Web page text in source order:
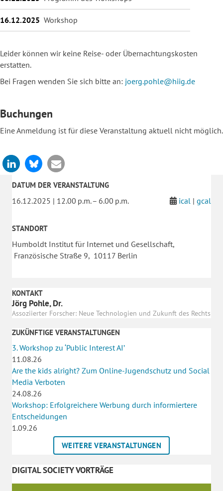
16.12.2025 Workshop
Leider können wir keine Reise- oder Übernachtungskosten
erstatten.
Bei Fragen wenden Sie sich bitte an: joerg.pohle@hiig.de
Buchungen
Eine Anmeldung ist für diese Veranstaltung aktuell nicht möglich.
DATUM DER VERANSTALTUNG
16.12.2025 | 12.00 p.m. – 6.00 p.m. ical | gcal
STANDORT
Humboldt Institut für Internet und Gesellschaft,
Französische Straße 9, 10117 Berlin
KONTAKT
Jörg Pohle, Dr.
Assoziierter Forscher: Neue Technologien und Zukunft des Rechts
ZUKÜNFTIGE VERANSTALTUNGEN
3. Workshop zu ‘Public Interest AI’
11.08.26
Are the kids alright? Zum Online-Jugendschutz und Social
Media Verboten
24.08.26
Workshop: Erfolgreichere Werbung durch informiertere
Entscheidungen
1.09.26
WEITERE VERANSTALTUNGEN
DIGITAL SOCIETY VORTRÄGE